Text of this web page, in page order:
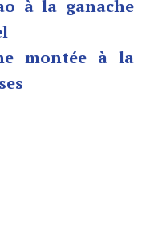
à la ganache
montée à la